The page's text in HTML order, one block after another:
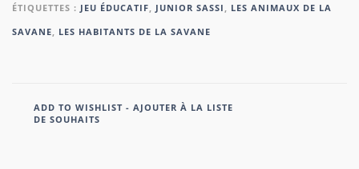
ÉTIQUETTES : JEU ÉDUCATIF JUNIOR SASSI
LES ANIMAUX DE LA
SAVANE
LES HABITANTS DE LA SAVANE
ADD TO WISHLIST - AJOUTER À LA LISTE
DE SOUHAITS